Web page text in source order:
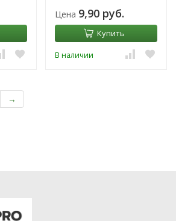
Цена 9,90 руб.
Купить
В наличии
→